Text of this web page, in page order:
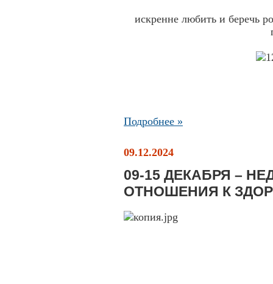
искренне любить и беречь
Подробнее »
09.12.2024
09-15 ДЕКАБРЯ –
ОТНОШЕНИЯ К